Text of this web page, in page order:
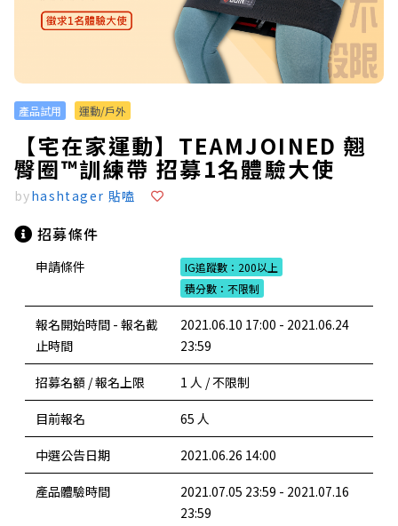
產品試用 運動/戶外
【宅在家運動】TEAMJOINED 翹
臀圈™訓練帶 招募1名體驗大使
byhashtager 貼嗑
招募條件
申請條件
IG追蹤數：200以上
積分數：不限制
報名開始時間 - 報名截
止時間
2021.06.10 17:00 - 2021.06.24
23:59
招募名額 / 報名上限 1 人 / 不限制
目前報名 65 人
中選公告日期 2021.06.26 14:00
產品體驗時間
2021.07.05 23:59 - 2021.07.16
23:59